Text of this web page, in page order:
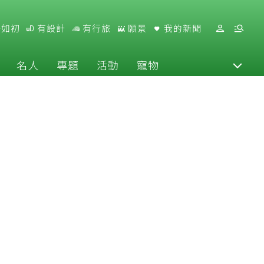
初 有設計 有行旅 願景 我的新聞
名人 專題 活動 寵物